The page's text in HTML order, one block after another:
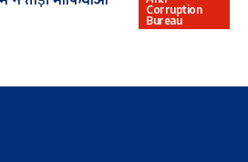
Corruption
Bureau